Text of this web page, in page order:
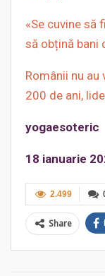
«Se cuvine să
să obțină bani
Românii nu
200 de ani,
yogaesoteric
18 ianuarie
2.499
Share